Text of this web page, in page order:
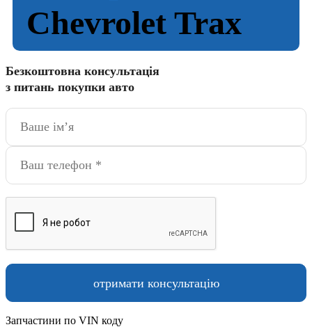
Chevrolet Trax
Безкоштовна консультація
з питань покупки авто
Запчастини по VIN коду